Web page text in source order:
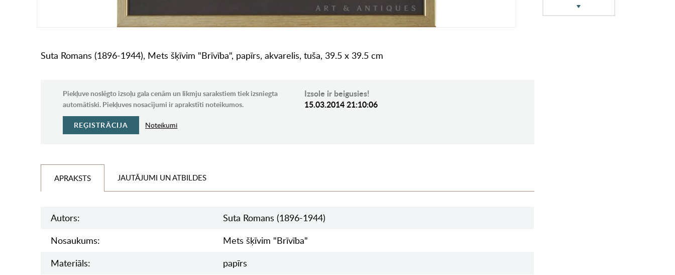
Suta Romans (1896-1944), Mets šķīvim "Brīvība", papīrs, akvarelis, tuša, 39.5 x 39.5 cm
Piekļuve noslēgto izsoļu gala cenām un likmju sarakstiem tiek izsniegta
automātiski. Piekļuves nosacījumi ir aprakstīti noteikumos.
REĢISTRĀCIJA Noteikumi
Izsole ir beigusies!
15.03.2014 21:10:06
APRAKSTS JAUTĀJUMI UN ATBILDES
Autors:
Suta Romans (1896-1944)
Nosaukums:
Mets šķīvim "Brīvība"
Materiāls:
papīrs